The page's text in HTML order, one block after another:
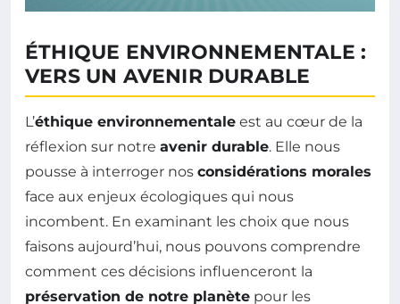
ÉTHIQUE ENVIRONNEMENTALE :
VERS UN AVENIR DURABLE
L’éthique environnementale est au cœur de la
réflexion sur notre avenir durable. Elle nous
pousse à interroger nos considérations morales
face aux enjeux écologiques qui nous
incombent. En examinant les choix que nous
faisons aujourd’hui, nous pouvons comprendre
comment ces décisions influenceront la
préservation de notre planète pour les